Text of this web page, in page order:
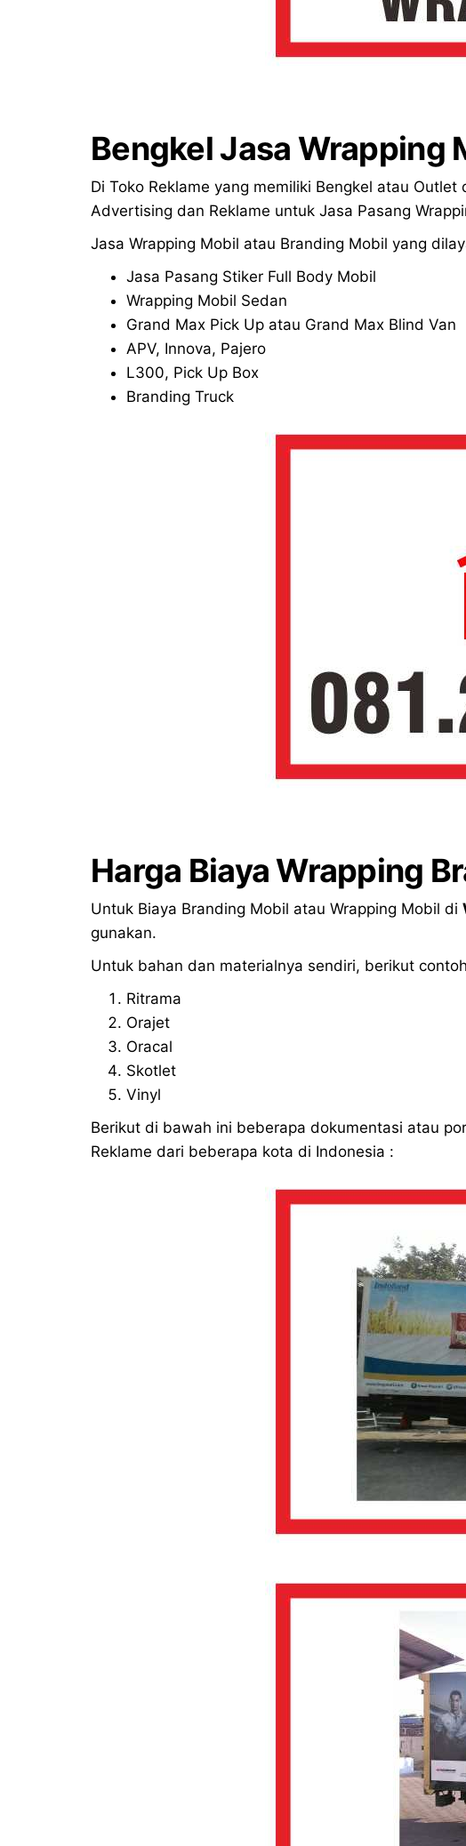
Bengkel Jasa Wrapping
Di Toko Reklame yang memiliki Bengkel atau Outlet
Advertising dan Reklame untuk Jasa Pasang
Jasa Wrapping Mobil atau Branding Mobil yang
Jasa Pasang Stiker Full Body Mobil
Wrapping Mobil Sedan
Grand Max Pick Up atau Grand Max Blind Van
APV, Innova, Pajero
L300, Pick Up Box
Branding Truck
Harga Biaya Wrapping
Untuk Biaya Branding Mobil atau Wrapping Mobil di
gunakan.
Untuk bahan dan materialnya sendiri, berikut
Ritrama
Orajet
Oracal
Skotlet
Vinyl
Berikut di bawah ini beberapa dokumentasi atau
Reklame dari beberapa kota di Indonesia :